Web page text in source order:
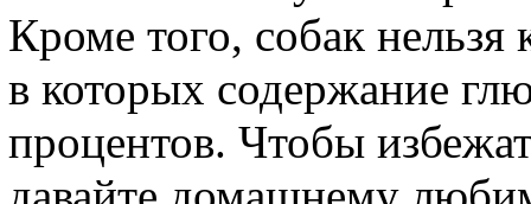
Кроме того, собак
в которых содержание
процентов. Чтобы